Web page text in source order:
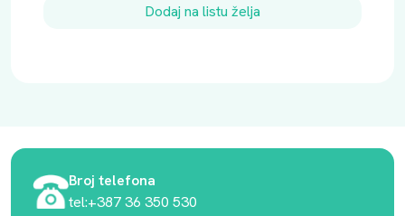
Dodaj na listu želja
Broj telefona
tel:+387 36 350 530